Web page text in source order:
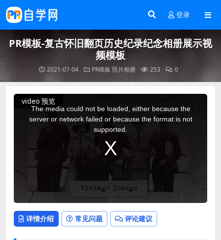
登录
PR模板-复古怀旧翻页历史纪录纪念相册展示视
频模板
2021-07-04 PR模板 照片相册 253 0
video 预览
This
The media could not be loaded, either because the
server or network failed or because the format is not
supported.
详情介绍 常见问题 评论建议